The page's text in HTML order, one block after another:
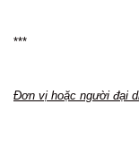
***
Đơn vị hoặc người đại